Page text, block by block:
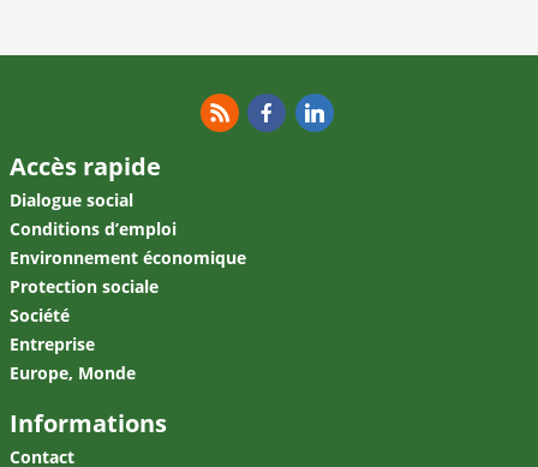
Accès rapide
Dialogue social
Conditions d’emploi
Environnement économique
Protection sociale
Société
Entreprise
Europe, Monde
Informations
Contact